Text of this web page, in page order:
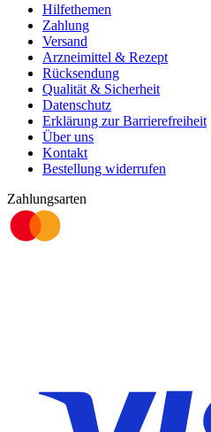
Hilfethemen
Zahlung
Versand
Arzneimittel & Rezept
Rücksendung
Qualität & Sicherheit
Datenschutz
Erklärung zur Barrierefreiheit
Über uns
Kontakt
Bestellung widerrufen
Zahlungsarten